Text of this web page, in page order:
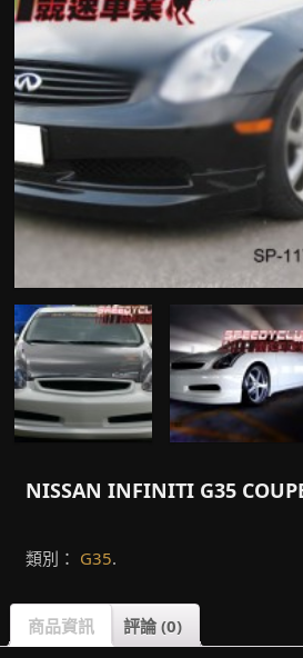
NISSAN INFINITI G35
類別： G35.
商品資訊 評論 (0)